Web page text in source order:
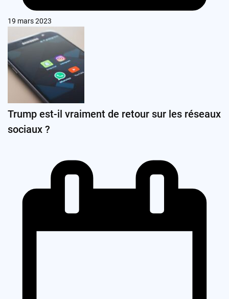
19 mars 2023
Trump est-il vraiment de retour sur les réseaux
sociaux ?